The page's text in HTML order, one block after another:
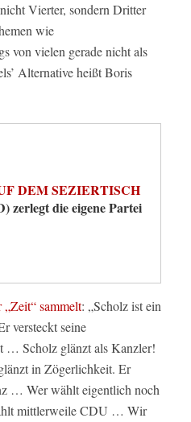
Vierter, sondern Dritter
wie
von vielen gerade nicht als
Alternative heißt Boris
DEM SEZIERTISCH
zerlegt die eigene Partei
sammelt: „Scholz ist ein
versteckt seine
… Scholz glänzt als Kanzler!
in Zögerlichkeit. Er
… Wer wählt eigentlich noch
mittlerweile CDU … Wir